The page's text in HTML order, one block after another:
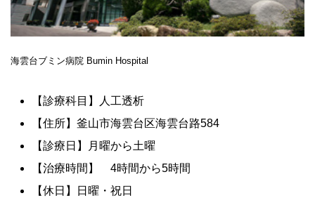
海雲台ブミン病院 Bumin Hospital
【診療科目】人工透析
【住所】釜山市海雲台区海雲台路584
【診療日】月曜から土曜
【治療時間】 4時間から5時間
【休日】日曜・祝日